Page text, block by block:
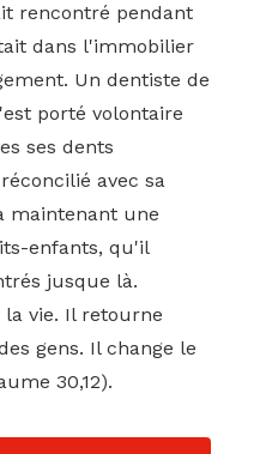
rencontré pendant
dans l'immobilier
Un dentiste de
porté volontaire
ses dents
avec sa
maintenant une
enfants, qu'il
jusque là.
la vie. Il retourne
gens. Il change le
30,12).